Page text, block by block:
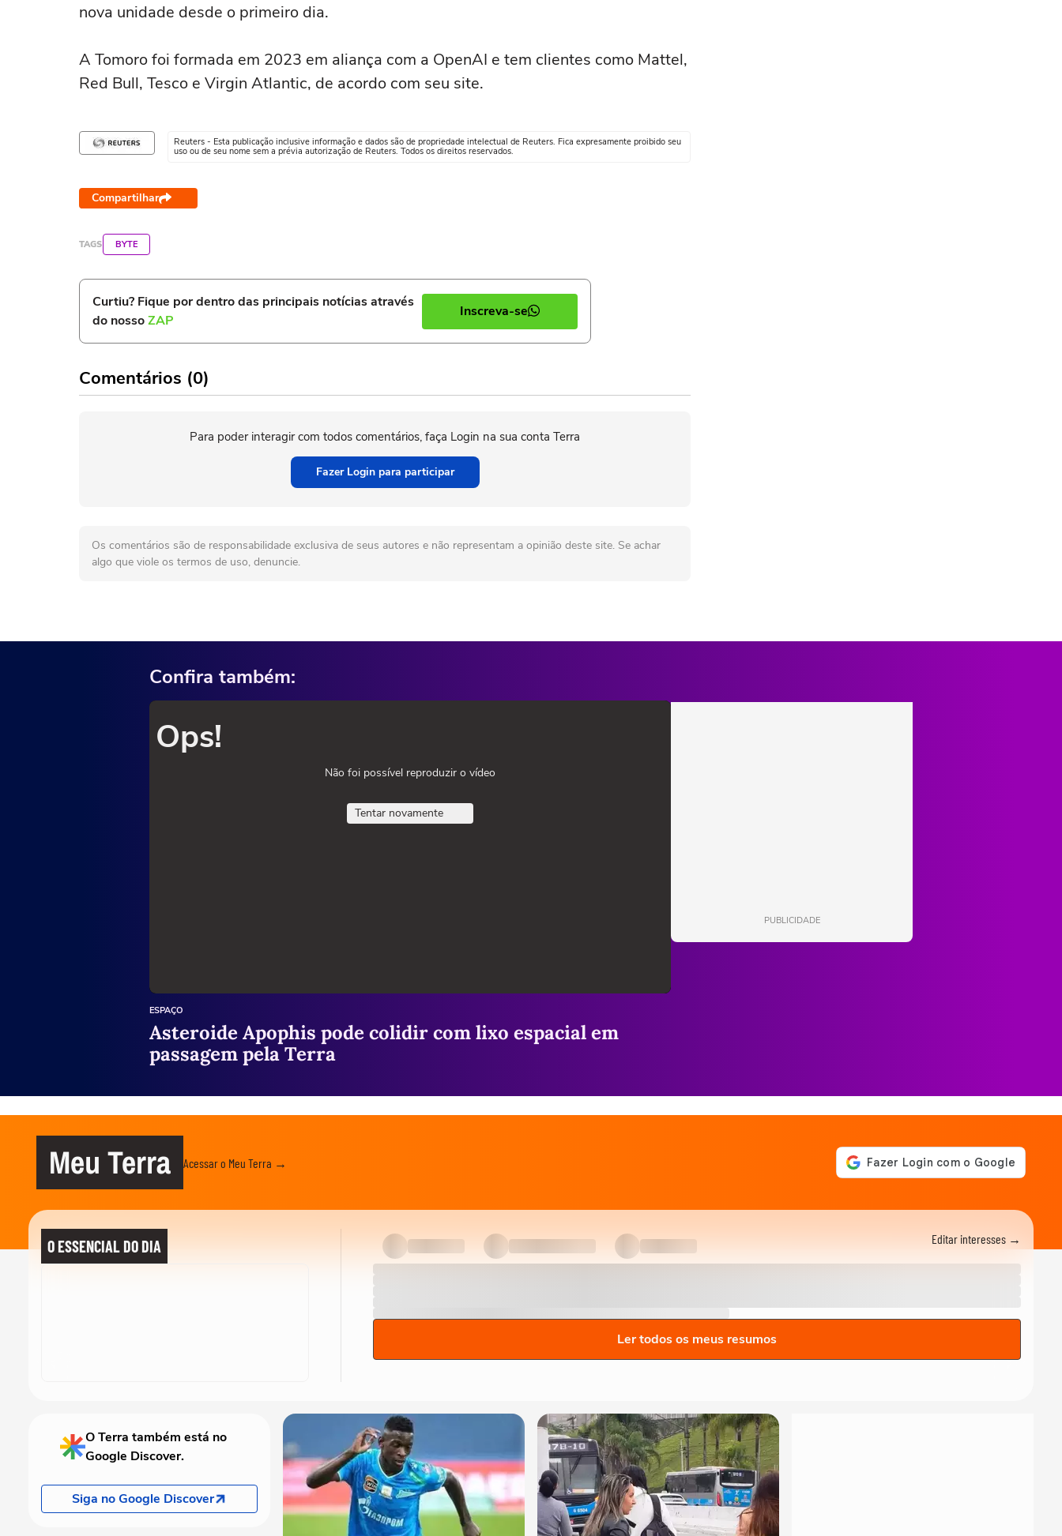
nova unidade desde o primeiro dia.
A Tomoro foi formada em 2023 em aliança com a OpenAI e tem clientes como Mattel,
Red Bull, Tesco e Virgin Atlantic, de acordo com seu site.
Reuters - Esta publicação inclusive informação e dados são de propriedade intelectual de Reuters. Fica expresamente proibido seu
uso ou de seu nome sem a prévia autorização de Reuters. Todos os direitos reservados.
Compartilhar
TAGS BYTE
Curtiu? Fique por dentro das principais notícias através
do nossoZAP
Inscreva-se
Comentários (0)
Para poder interagir com todos comentários, faça Login na sua conta Terra
Fazer Login para participar
Os comentários são de responsabilidade exclusiva de seus autores e não representam a opinião deste site. Se achar
algo que viole os termos de uso, denuncie.
Confira também:
Ops!
Não foi possível reproduzir o vídeo
Tentar novamente
ESPAÇO
Asteroide Apophis pode colidir com lixo espacial em
passagem pela Terra
PUBLICIDADE
Meu Terra Acessar o Meu Terra →
O ESSENCIAL DO DIA Editar interesses →
Ler todos os meus resumos
O Terra também está no
Google Discover.
Siga no Google Discover